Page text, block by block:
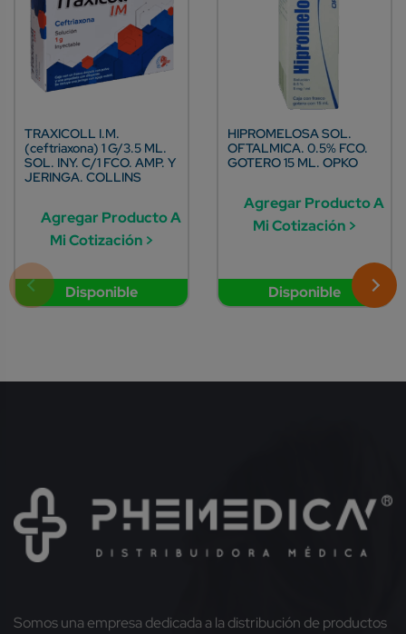
Disponible
TRAXICOLL I.M.
(ceftriaxona) 1 G/3.5 ML.
SOL. INY. C/1 FCO. AMP. Y
JERINGA. COLLINS
Agregar Producto A
Mi Cotización >
Disponible
HIPROMELOSA SOL.
OFTALMICA. 0.5% FCO.
GOTERO 15 ML. OPKO
Agregar Producto A
Mi Cotización >
Somos una empresa dedicada a la distribución de productos